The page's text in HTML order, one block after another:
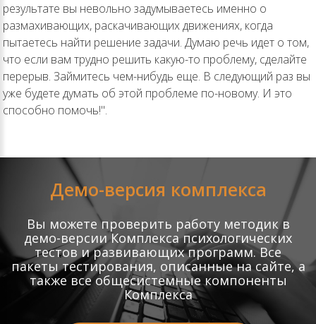
результате вы невольно задумываетесь именно о
размахивающих, раскачивающих движениях, когда
пытаетесь найти решение задачи. Думаю речь идет о том,
что если вам трудно решить какую-то проблему, сделайте
перерыв. Займитесь чем-нибудь еще. В следующий раз вы
уже будете думать об этой проблеме по-новому. И это
способно помочь!".
Демо-версия комплекса
Вы можете проверить работу методик в
демо-версии Комплекса психологических
тестов и развивающих программ. Все
пакеты тестирования, описанные на сайте, а
также все общесистемные компоненты
Комплекса